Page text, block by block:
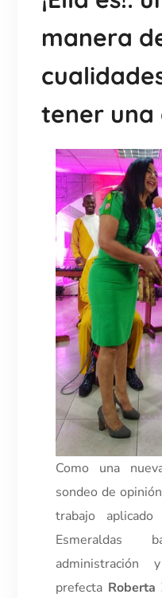
manera
tener
Como una
sondeo de
trabajo
Esmeraldas
prefecta Roberta